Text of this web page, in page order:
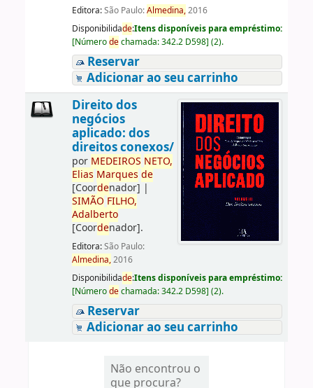
Editora:São Paulo:Almedina,2016
Disponibilidade:Itens disponíveis para empréstimo:
[Númerodechamada:342.2 D598] (2).
Reservar
Adicionar ao seu carrinho
Direito dos
negócios
aplicado: dos
direitos conexos/
por MEDEIROS NETO,
Elias Marques de
[Coordenador] |
SIMÃO FILHO,
Adalberto
[Coordenador].
Editora:São Paulo:
Almedina,2016
Disponibilidade:Itens disponíveis para empréstimo:
[Númerodechamada:342.2 D598] (2).
Reservar
Adicionar ao seu carrinho
Não encontrou o
que procura?